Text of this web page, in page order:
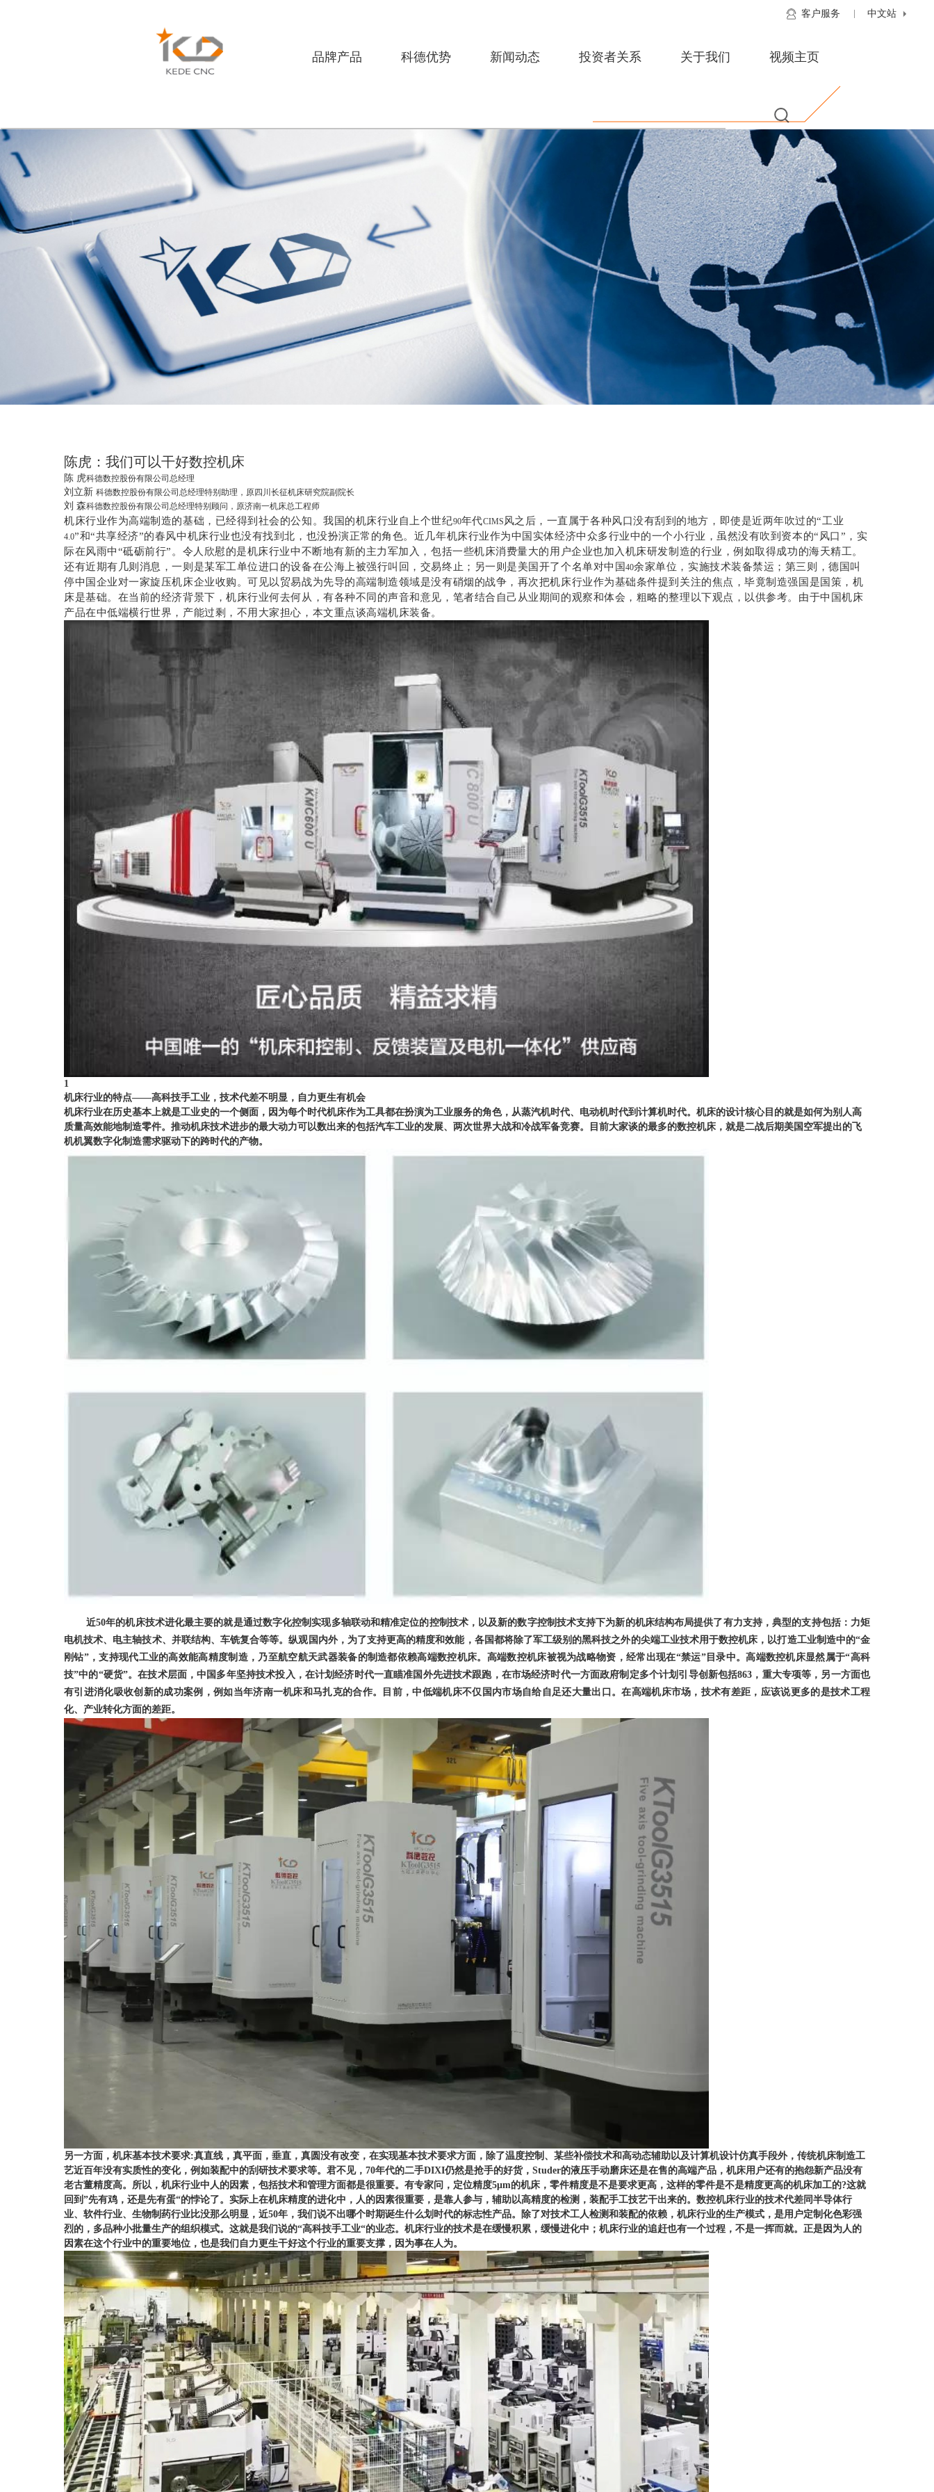
中文站
客户服务
品牌产品 科德优势 新闻动态 投资者关系 关于我们 视频主页
陈虎：我们可以干好数控机床
陈 虎科德数控股份有限公司总经理
刘立新 科德数控股份有限公司总经理特别助理，原四川长征机床研究院副院长
刘 森科德数控股份有限公司总经理特别顾问，原济南一机床总工程师
机床行业作为高端制造的基础，已经得到社会的公知。我国的机床行业自上个世纪90年代CIMS 风之后，一直属于各种风口没有刮到的地方，即使是近两年吹过的“工业
4.0”和“共享经济”的春风中机床行业也没有找到北，也没扮演正常的角色。近几年机床行业作为中国实体经济中众多行业中的一个小行业，虽然没有吹到资本的“风口”，实
际在风雨中“砥砺前行”。令人欣慰的是机床行业中不断地有新的主力军加入，包括一些机床消费量大的用户企业也加入机床研发制造的行业，例如取得成功的海天精工。
还有近期有几则消息，一则是某军工单位进口的设备在公海上被强行叫回，交易终止；另一则是美国开了个名单对中国40余家单位，实施技术装备禁运；第三则，德国叫
停中国企业对一家旋压机床企业收购。可见以贸易战为先导的高端制造领域是没有硝烟的战争，再次把机床行业作为基础条件提到关注的焦点，毕竟制造强国是国策，机
床是基础。在当前的经济背景下，机床行业何去何从，有各种不同的声音和意见，笔者结合自己从业期间的观察和体会，粗略的整理以下观点，以供参考。由于中国机床
产品在中低端横行世界，产能过剩，不用大家担心，本文重点谈高端机床装备。
1
机床行业的特点——高科技手工业，技术代差不明显，自力更生有机会
机床行业在历史基本上就是工业史的一个侧面，因为每个时代机床作为工具都在扮演为工业服务的角色，从蒸汽机时代、电动机时代到计算机时代。机床的设计核心目的就是如何为别人高
质量高效能地制造零件。推动机床技术进步的最大动力可以数出来的包括汽车工业的发展、两次世界大战和冷战军备竞赛。目前大家谈的最多的数控机床，就是二战后期美国空军提出的飞
机机翼数字化制造需求驱动下的跨时代的产物。
近50年的机床技术进化最主要的就是通过数字化控制实现多轴联动和精准定位的控制技术，以及新的数字控制技术支持下为新的机床结构布局提供了有力支持，典型的支持包括：力矩
电机技术、电主轴技术、并联结构、车铣复合等等。纵观国内外，为了支持更高的精度和效能，各国都将除了军工级别的黑科技之外的尖端工业技术用于数控机床，以打造工业制造中的“金
刚钻”，支持现代工业的高效能高精度制造，乃至航空航天武器装备的制造都依赖高端数控机床。高端数控机床被视为战略物资，经常出现在“禁运”目录中。高端数控机床显然属于“高科
技”中的“硬货”。在技术层面，中国多年坚持技术投入，在计划经济时代一直瞄准国外先进技术跟跑，在市场经济时代一方面政府制定多个计划引导创新包括863 ，重大专项等，另一方面也
有引进消化吸收创新的成功案例，例如当年济南一机床和马扎克的合作。目前，中低端机床不仅国内市场自给自足还大量出口。在高端机床市场，技术有差距，应该说更多的是技术工程
化、产业转化方面的差距。
另一方面，机床基本技术要求:真直线，真平面，垂直，真圆没有改变，在实现基本技术要求方面，除了温度控制、某些补偿技术和高动态辅助以及计算机设计仿真手段外，传统机床制造工
艺近百年没有实质性的变化，例如装配中的刮研技术要求等。君不见， 70年代的二手DIXI仍然是抢手的好货， Studer的液压手动磨床还是在售的高端产品，机床用户还有的抱怨新产品没有
老古董精度高。所以，机床行业中人的因素，包括技术和管理方面都是很重要。有专家问，定位精度5μm的机床，零件精度是不是要求更高，这样的零件是不是精度更高的机床加工的?这就
回到 ”先有鸡，还是先有蛋“的悖论了。实际上在机床精度的进化中，人的因素很重要，是靠人参与，辅助以高精度的检测，装配手工技艺干出来的。数控机床行业的技术代差同半导体行
业、软件行业、生物制药行业比没那么明显，近50年，我们说不出哪个时期诞生什么划时代的标志性产品。除了对技术工人检测和装配的依赖，机床行业的生产模式，是用户定制化色彩强
烈的，多品种小批量生产的组织模式。这就是我们说的“高科技手工业“的业态。机床行业的技术是在缓慢积累，缓慢进化中；机床行业的追赶也有一个过程，不是一挥而就。正是因为人的
因素在这个行业中的重要地位，也是我们自力更生干好这个行业的重要支撑，因为事在人为。